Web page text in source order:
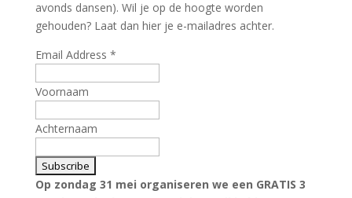
avonds dansen). Wil je op de hoogte worden
gehouden? Laat dan hier je e-mailadres achter.
Email Address *
Voornaam
Achternaam
Op zondag 31 mei organiseren we een GRATIS 3